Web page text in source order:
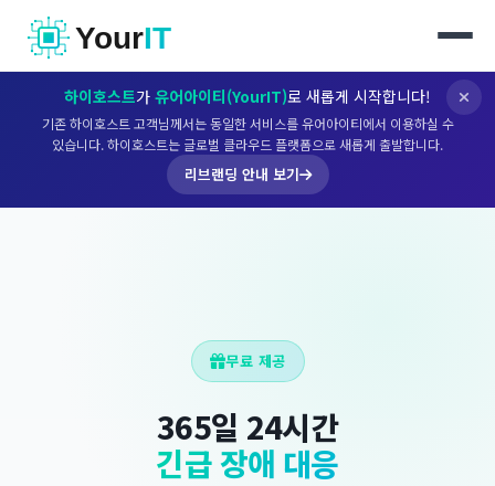
하이호스트가 유어아이티(YourIT)로 새롭게 시작합니다!
기존 하이호스트 고객님께서는 동일한 서비스를 유어아이티에서 이용하실 수
있습니다. 하이호스트는 글로벌 클라우드 플랫폼으로 새롭게 출발합니다.
리브랜딩 안내 보기
YourIT
무료 제공
365일 24시간
긴급 장애 대응